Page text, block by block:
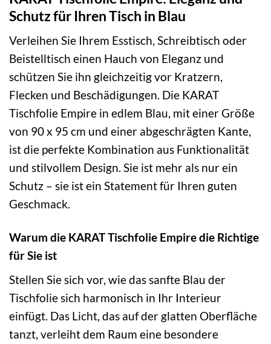
Schutz für Ihren Tisch in Blau
Verleihen Sie Ihrem Esstisch, Schreibtisch oder
Beistelltisch einen Hauch von Eleganz und
schützen Sie ihn gleichzeitig vor Kratzern,
Flecken und Beschädigungen. Die KARAT
Tischfolie Empire in edlem Blau, mit einer Größe
von 90 x 95 cm und einer abgeschrägten Kante,
ist die perfekte Kombination aus Funktionalität
und stilvollem Design. Sie ist mehr als nur ein
Schutz – sie ist ein Statement für Ihren guten
Geschmack.
Warum die KARAT Tischfolie Empire die Richtige
für Sie ist
Stellen Sie sich vor, wie das sanfte Blau der
Tischfolie sich harmonisch in Ihr Interieur
einfügt. Das Licht, das auf der glatten Oberfläche
tanzt, verleiht dem Raum eine besondere